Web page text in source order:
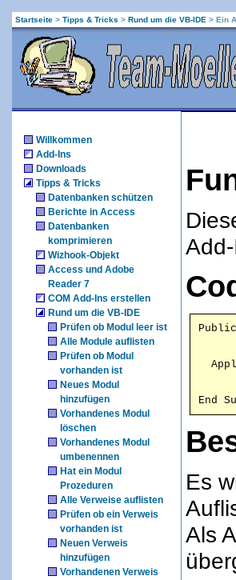
Startseite > Tipps & Tricks > Rund um die VB-IDE > Ein
Willkommen
Add-Ins
Downloads
Tipps & Tricks
Datenbanken schützen
Berichte in Access
Datenbanken
komprimieren
Wizhook-Objekt
Access und Adobe
Reader 7
COM Add-Ins erstellen
Rund um die VB-IDE
Prüfen ob Modul leer ist
Alle Module auflisten
Prüfen ob Modul
vorhanden ist
Neues Modul
hinzufügen
Vorhandenes Modul
löschen
Vorhandenes Modul
umbenennen
Hat ein Modul
Prozeduren
Alle Verweise auflisten
Prüfen ob ein Verweis
vorhanden ist
Neuen Verweis
hinzufügen
Vorhandenen Verweis
End
Es
Als